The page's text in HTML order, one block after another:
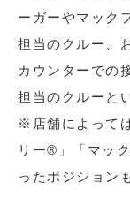
ーガーやマック
担当のクルー、
カウンターでの
担当のクルーと
※店舗によって
リー®︎」「マッ
ったポジション